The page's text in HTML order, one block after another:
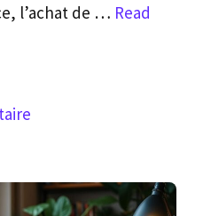
l’achat de … Read